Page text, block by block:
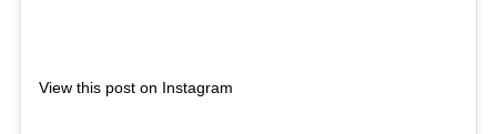
View this post on Instagram